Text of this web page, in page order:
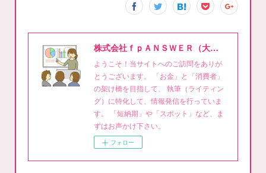
株式会社ｆｐＡＮＳＷＥＲ（大泉稔1級FPライティング事務所）
ようこそ！当サイトへのご訪問をありが
とうございます。 「お金」と「消費者」
の架け橋を目指して、 執筆（ライティン
グ）に特化して、情報発信を行っていま
す。 「短納期」や「スポット」など、ま
ずはお声かけ下さい。
フォロー